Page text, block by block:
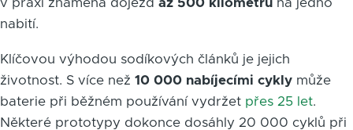
v praxi znamená dojezd až 500 kilometrů na jedno
nabití.
Klíčovou výhodou sodíkových článků je jejich
životnost. S více než 10 000 nabíjecími cykly může
baterie při běžném používání vydržet přes 25 let.
Některé prototypy dokonce dosáhly 20 000 cyklů při